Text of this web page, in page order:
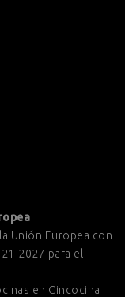
Unión Europea con
2027 para el
en Cincocina